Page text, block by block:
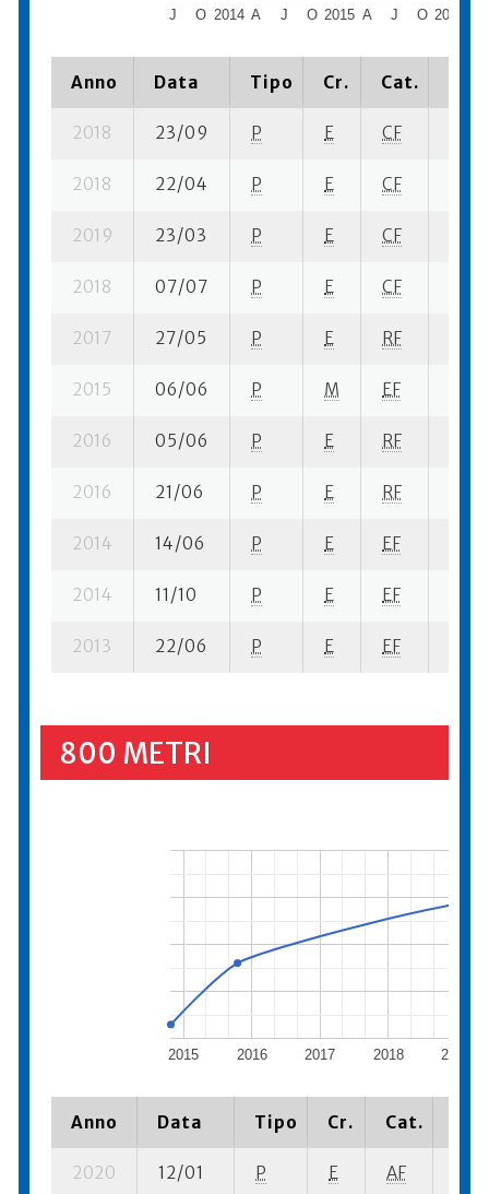
2014 2015 2016
J O A J O A J O
Anno Data Tipo Cr. Cat.
2018 23/09 P E CF
2018 22/04 P E CF
2019 23/03 P E CF
2018 07/07 P E CF
2017 27/05 P E RF
2015 06/06 P M EF
2016 05/06 P E RF
2016 21/06 P E RF
2014 14/06 P E EF
2014 11/10 P E EF
2013 22/06 P E EF
800 METRI
2015 2016 2017 2018 2019
Anno Data Tipo Cr. Cat.
2020 12/01 P E AF